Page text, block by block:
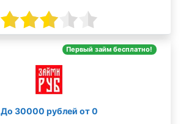
Первый займ бесплатно!
До 30000 рублей от 0